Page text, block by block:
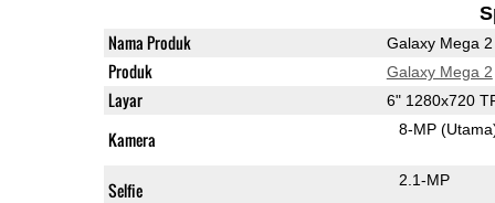
Nama Produk Galaxy Mega 2
Produk Galaxy Mega 2
Layar 6" 1280x720
Kamera 8-MP
Selfie 2.1-MP